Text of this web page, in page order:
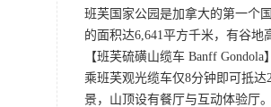
班芙国家公园是加拿大的第一个
的面积达6,641平方千米，有谷
【班芙硫磺山缆车 Banff Gondola
乘班芙观光缆车仅8分钟即可抵
景，山顶设有餐厅与互动体验厅